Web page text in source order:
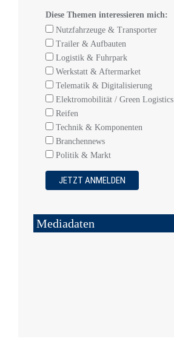
Diese Themen interessieren mich:
Nutzfahrzeuge & Transporter
Trailer & Aufbauten
Logistik & Fuhrpark
Werkstatt & Aftermarket
Telematik & Digitalisierung
Elektromobilität / Green Logistics
Reifen
Technik & Komponenten
Branchennews
Politik & Markt
Mediadaten